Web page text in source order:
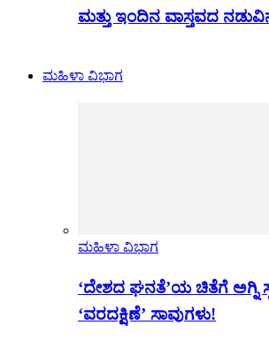
ಮತ್ತು ಇಂದಿನ ವಾಸ್ತವದ
ಮಹಿಳಾ ವಿಭಾಗ
ಮಹಿಳಾ ವಿಭಾಗ
‘ದೇಶದ ಘನತೆ’ಯ ಚಿತೆಗೆ ಅಗ್ನಿ
‘ವರದಕ್ಷಿಣೆ’ ಸಾವುಗಳು!